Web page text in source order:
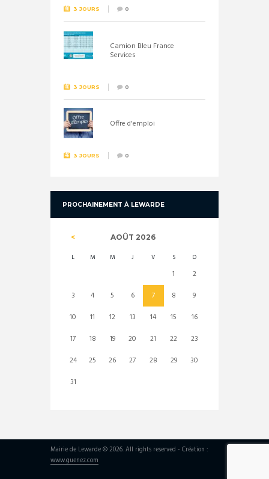
3 JOURS 0
Camion Bleu France
Services
3 JOURS 0
Offre d'emploi
3 JOURS 0
PROCHAINEMENT À LEWARDE
AOÛT 2026
L M M J V S D
1
2
3
4 5 6 7 8
9
10
11 12 13 14 15
16
17
18 19 20 21 22
23
24
25 26 27 28 29
30
31
Mairie de Lewarde © 2026. All rights reserved - Création :
www.guenez.com